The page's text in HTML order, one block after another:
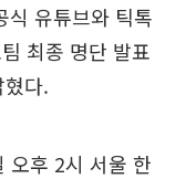
식 유튜브와 틱톡
최종 명단 발표
다.
오후 2시 서울 한